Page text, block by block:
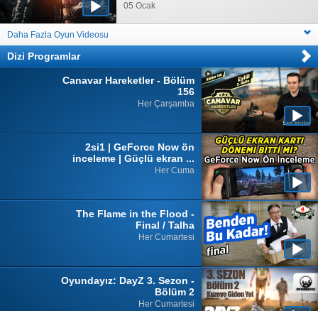
05 Ocak
Daha Fazla Oyun Videosu
Dizi Programlar
Canavar Hareketler - Bölüm
156
Her Çarşamba
2si1 | GeForce Now ön
inceleme | Güçlü ekran ...
Her Cuma
The Flame in the Flood -
Final / Talha
Her Cumartesi
Oyundayız: DayZ 3. Sezon -
Bölüm 2
Her Cumartesi